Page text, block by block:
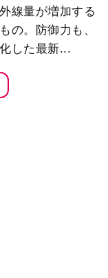
線量が増加する
の。防御力も、
した最新...